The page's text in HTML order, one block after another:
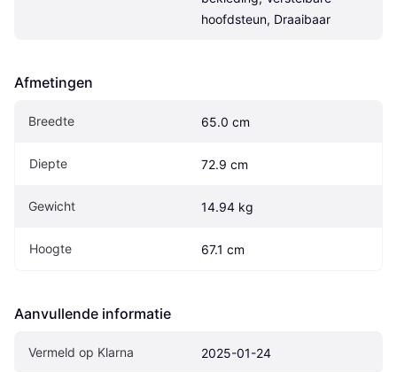
hoofdsteun, Draaibaar
Afmetingen
Breedte 65.0 cm
Diepte 72.9 cm
Gewicht 14.94 kg
Hoogte 67.1 cm
Aanvullende informatie
Vermeld op Klarna 2025-01-24